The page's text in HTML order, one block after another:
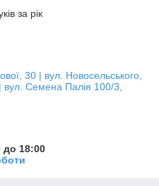
за рік
30 | вул. Новосельського,
Семена Палія 100/3,
до 18:00